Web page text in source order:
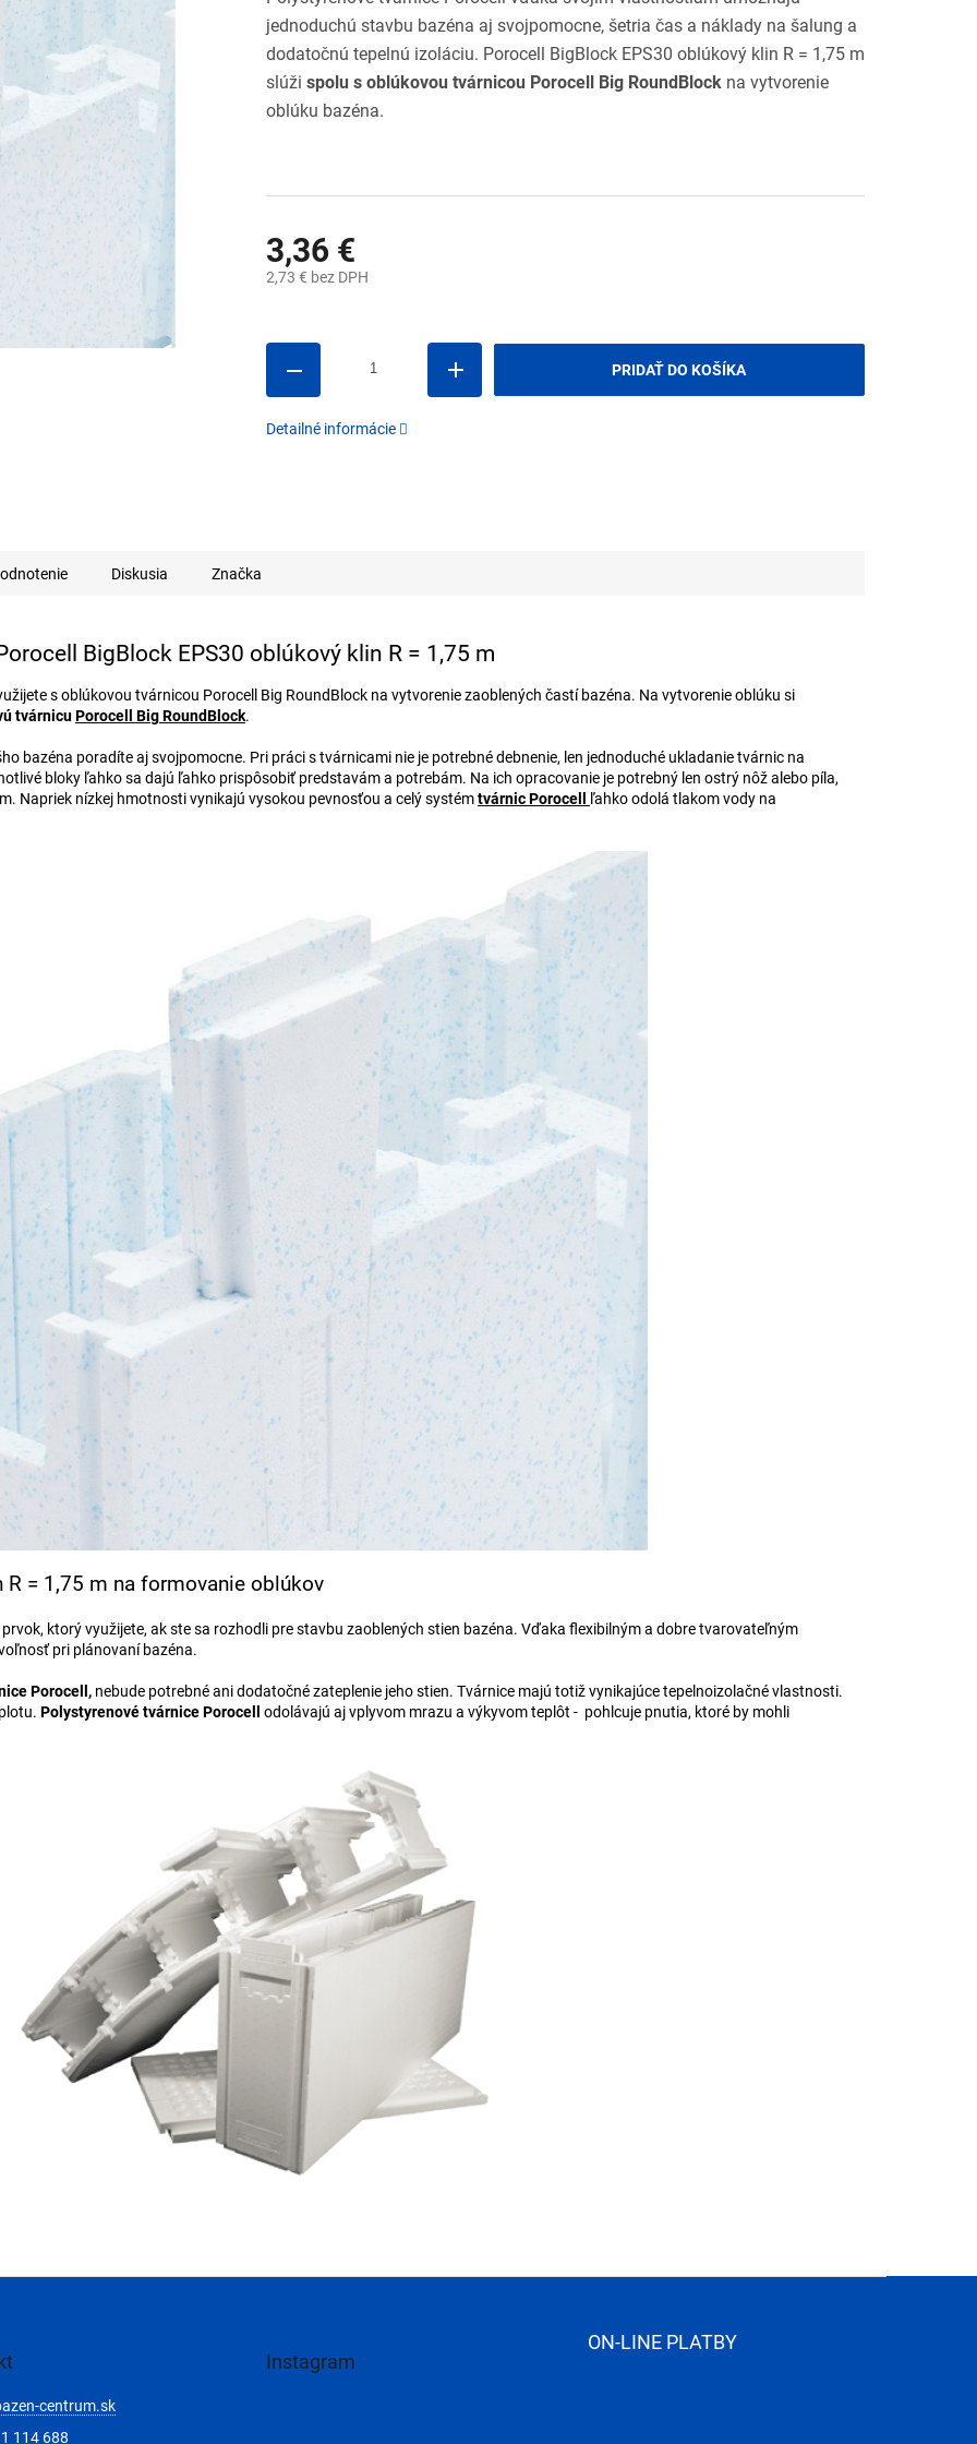
3,36 €
2,73 € bez DPH
PRIDAŤ DO KOŠÍKA
jednoduchú stavbu bazéna aj svojpomocne, šetria čas a náklady na šalung a
dodatočnú tepelnú izoláciu. Porocell BigBlock EPS30 oblúkový klin R = 1,75 m
slúži spolu s oblúkovou tvárnicou Porocell Big RoundBlock na vytvorenie
oblúku bazéna.
Detailné informácie
Diskusia Značka
BigBlock EPS30 oblúkový klin R = 1,75 m
s oblúkovou tvárnicou Porocell Big RoundBlock na vytvorenie zaoblených častí bazéna. Na vytvorenie oblúku si
tvárnicuPorocell Big RoundBlock.
bazéna poradíte aj svojpomocne. Pri práci s tvárnicami nie je potrebné debnenie, len jednoduché ukladanie tvárnic na
bloky ľahko sa dajú ľahko prispôsobiť predstavám a potrebám. Na ich opracovanie je potrebný len ostrý nôž alebo píla,
Napriek nízkej hmotnosti vynikajú vysokou pevnosťou a celý systémtvárnic Porocell
ľahko odolá tlakom vody na
= 1,75 m na formovanie oblúkov
prvok, ktorý využijete, ak ste sa rozhodli pre stavbu zaoblených stien bazéna. Vďaka flexibilným a dobre tvarovateľným
pri plánovaní bazéna.
Porocell, nebude potrebné ani dodatočné zateplenie jeho stien. Tvárnice majú totiž vynikajúce tepelnoizolačné vlastnosti.
Polystyrenové tvárnice Porocell
odolávajú aj vplyvom mrazu a výkyvom teplôt - pohlcuje pnutia, ktoré by mohli
centrum.sk
114 688
Instagram
ON-LINE PLATBY